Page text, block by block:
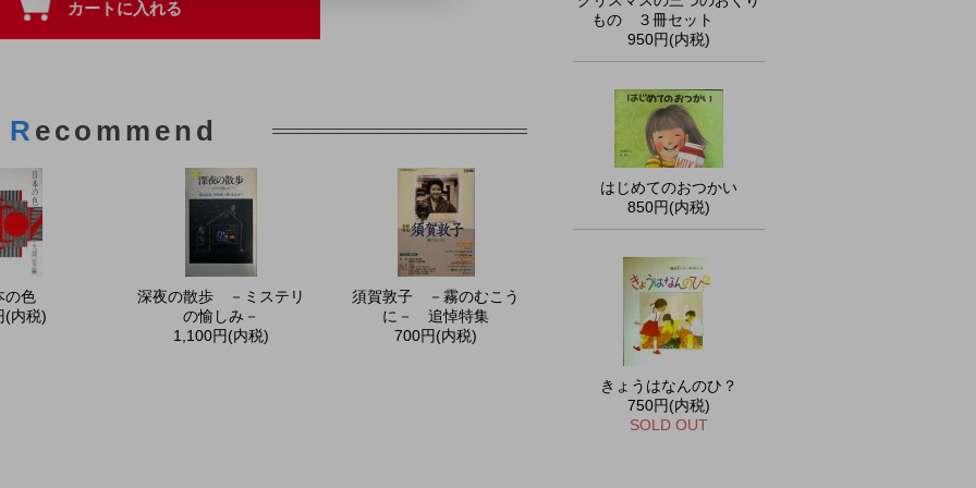
R ecommend
の色
(内税)
深夜の散歩 －ミステリ
の愉しみ－
1,100円(内税)
須賀敦子 －霧のむこう
に－ 追悼特集
700円(内税)
もの ３冊セット
950円(内税)
はじめてのおつかい
850円(内税)
きょうはなんのひ？
750円(内税)
SOLD OUT